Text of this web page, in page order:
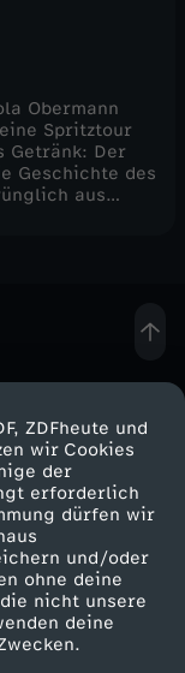
ZDFheute und
wir Cookies
der
erforderlich
dürfen wir
und/oder
ohne deine
nicht unsere
deine
Obermann
Spritztour
Getränk: Der
Geschichte des
aus
ZDF